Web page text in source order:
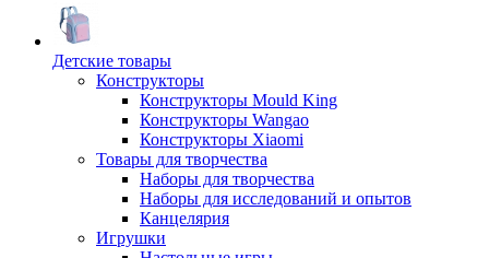
Детские товары
Конструкторы
Конструкторы Mould King
Конструкторы Wangao
Конструкторы Xiaomi
Товары для творчества
Наборы для творчества
Наборы для исследований и опытов
Канцелярия
Игрушки